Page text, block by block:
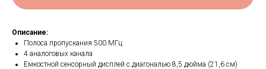
Описание:
Полоса пропускания 500 МГц
4 аналоговых канала
Емкостной сенсорный дисплей с диагональю 8,5 дюйма (21,6 см)